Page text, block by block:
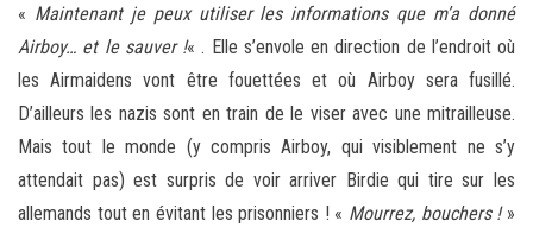
« Maintenant je peux utiliser les informations que m’a donné
Airboy… et le sauver !« . Elle s’envole en direction de l’endroit où
les Airmaidens vont être fouettées et où Airboy sera fusillé.
D’ailleurs les nazis sont en train de le viser avec une mitrailleuse.
Mais tout le monde (y compris Airboy, qui visiblement ne s’y
attendait pas) est surpris de voir arriver Birdie qui tire sur les
allemands tout en évitant les prisonniers ! « Mourrez, bouchers !»